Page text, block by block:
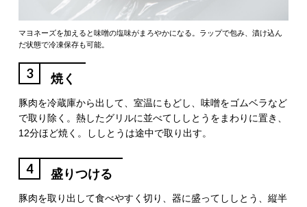
マヨネーズを加えると味噌の塩味がまろやかになる。ラップで包み、漬け込ん
だ状態で冷凍保存も可能。
3 焼く
豚肉を冷蔵庫から出して、室温にもどし、味噌をゴムベラなど
で取り除く。熱したグリルに並べてししとうをまわりに置き、
12分ほど焼く。ししとうは途中で取り出す。
4 盛りつける
豚肉を取り出して食べやすく切り、器に盛ってししとう、縦半